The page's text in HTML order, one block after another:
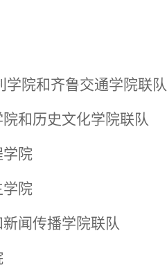
学院和齐鲁交通学院联队
和历史文化学院联队
学院
学院
闻传播学院联队